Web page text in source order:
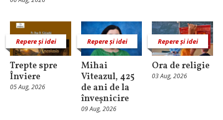
Repere și idei
Trepte spre
Înviere
05 Aug, 2026
Repere și idei
Mihai
Viteazul, 425
de ani de la
înveșnicire
09 Aug, 2026
Repere și idei
Ora de religie
03 Aug, 2026